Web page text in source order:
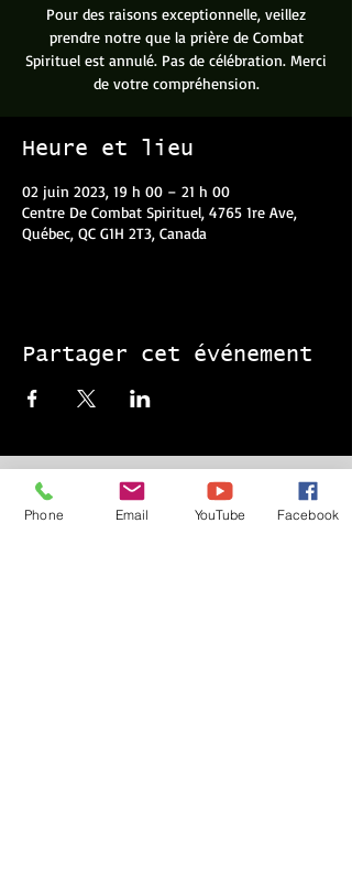
Pour des raisons exceptionnelle, veillez
prendre notre que la prière de Combat
Spirituel est annulé. Pas de célébration. Merci
de votre compréhension.
Heure et lieu
02 juin 2023, 19 h 00 – 21 h 00
Centre De Combat Spirituel, 4765 1re Ave,
Québec, QC G1H 2T3, Canada
Partager cet événement
Copyright©
Phone Email YouTube Facebook